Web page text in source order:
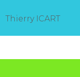
Thierry ICART